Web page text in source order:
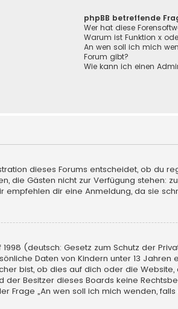
phpBB betreffende
Wer hat diese
Warum ist Funktion x
An wen soll ich mich
Forum gibt?
Wie kann ich einen
dieses Forums entscheidet, ob du
die Gästen nicht zur Verfügung stehen:
empfehlen dir eine Anmeldung, da sie
(deutsch: Gesetz zum Schutz der
Daten von Kindern unter 13
bist, ob dies auf dich oder die
der Besitzer dieses Boards keine
Frage „An wen soll ich mich wenden,